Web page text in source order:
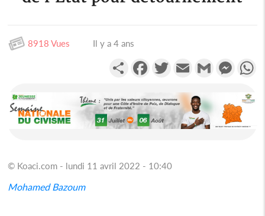
8918 Vues Il y a 4 ans
PartagerFacebookTwitterEmail Gmail
© Koaci.com - lundi 11 avril 2022 - 10:40
Mohamed Bazoum